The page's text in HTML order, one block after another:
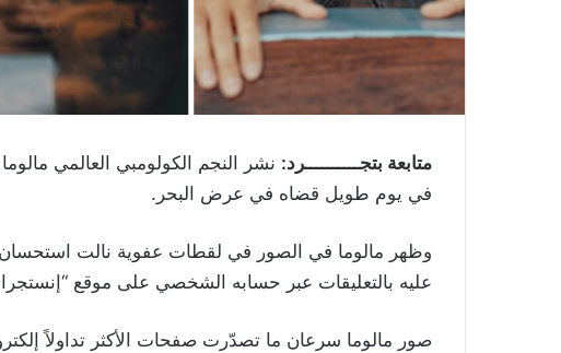
متابعة بتجــــــــــرد: نشر النجم الكولومبي العالمي
في يوم طويل قضاه في عرض البحر.
وظهر مالوما في الصور في لقطات عفوية نالت استحسان
عليه بالتعليقات عبر حسابه الشخصي على موقع
صور مالوما سرعان ما تصدّرت صفحات الأكثر تداولاً